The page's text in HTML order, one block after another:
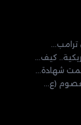
ترامب...
كيف...
شهادة...
(ع...